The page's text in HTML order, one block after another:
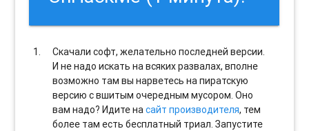
Скачали софт, желательно последней версии.
И не надо искать на всяких развалах, вполне
возможно там вы нарветесь на пиратскую
версию с вшитым очередным мусором. Оно
вам надо? Идите насайт производителя, тем
более там есть бесплатный триал. Запустите